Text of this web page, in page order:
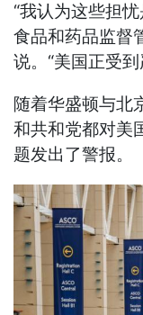
“我认为这些担
食品和药品监督
说。“美国正受
随着华盛顿与北
和共和党都对美
题发出了警报。